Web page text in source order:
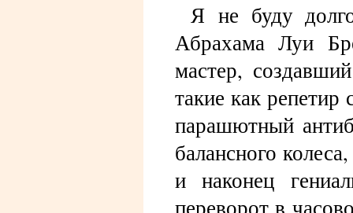
Я не буду
Абрахама Луи
мастер,
такие как
парашютный
балансного
и наконец
переворот в